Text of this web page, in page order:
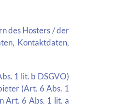
des Hosters / der
Kontaktdaten,
1 lit. b DSGVO)
(Art. 6 Abs. 1
Art. 6 Abs. 1 lit. a